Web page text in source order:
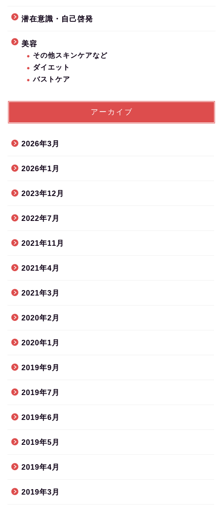
潜在意識・自己啓発
美容
その他スキンケアなど
ダイエット
バストケア
アーカイブ
2026年3月
2026年1月
2023年12月
2022年7月
2021年11月
2021年4月
2021年3月
2020年2月
2020年1月
2019年9月
2019年7月
2019年6月
2019年5月
2019年4月
2019年3月